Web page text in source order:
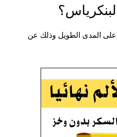
على المدى الطويل وذلك عن